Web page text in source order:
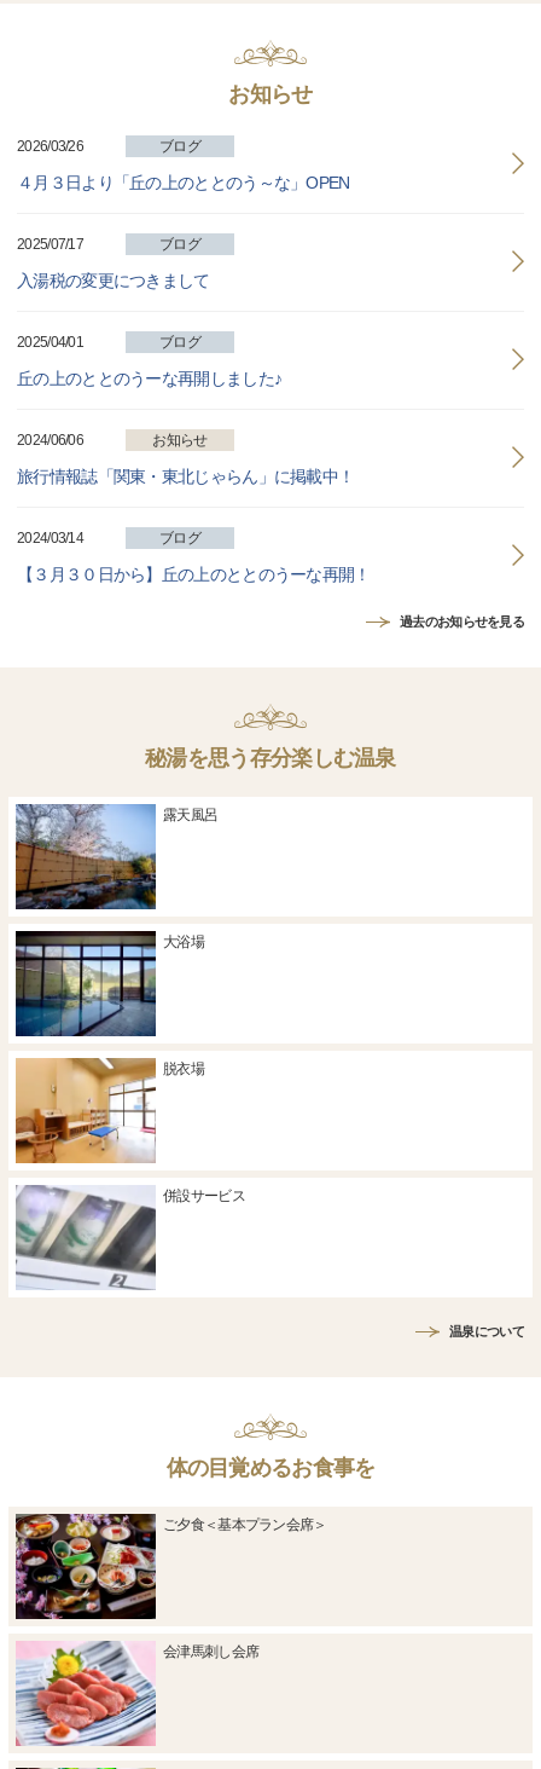
お知らせ
2026/03/26 ブログ
４月３日より「丘の上のととのう～な」OPEN
2025/07/17 ブログ
入湯税の変更につきまして
2025/04/01 ブログ
丘の上のととのうーな再開しました♪
2024/06/06 お知らせ
旅行情報誌「関東・東北じゃらん」に掲載中！
2024/03/14 ブログ
【３月３０日から】丘の上のととのうーな再開！
過去のお知らせを見る
秘湯を思う存分楽しむ温泉
露天風呂
大浴場
脱衣場
併設サービス
温泉について
体の目覚めるお食事を
ご夕食＜基本プラン会席＞
会津馬刺し会席